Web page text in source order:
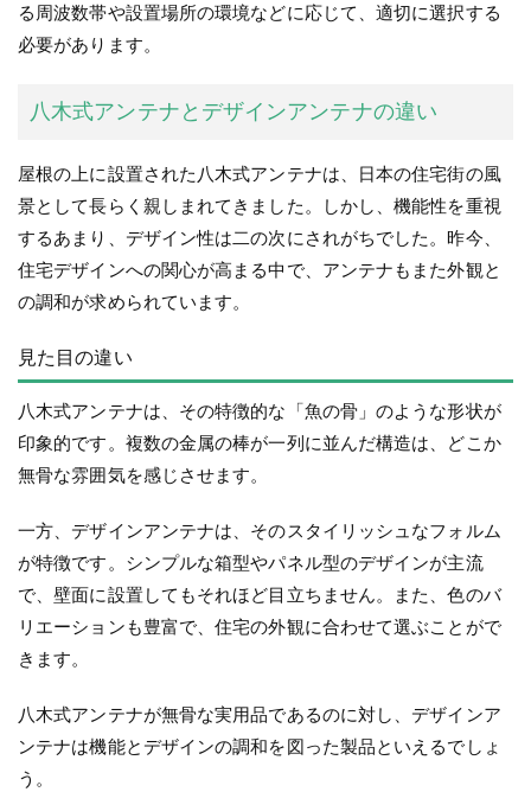
る周波数帯や設置場所の環境などに応じて、適切に選択する
必要があります。
八木式アンテナとデザインアンテナの違い
屋根の上に設置された八木式アンテナは、日本の住宅街の風
景として長らく親しまれてきました。しかし、機能性を重視
するあまり、デザイン性は二の次にされがちでした。昨今、
住宅デザインへの関心が高まる中で、アンテナもまた外観と
の調和が求められています。
見た目の違い
八木式アンテナは、その特徴的な「魚の骨」のような形状が
印象的です。複数の金属の棒が一列に並んだ構造は、どこか
無骨な雰囲気を感じさせます。
一方、デザインアンテナは、そのスタイリッシュなフォルム
が特徴です。シンプルな箱型やパネル型のデザインが主流
で、壁面に設置してもそれほど目立ちません。また、色のバ
リエーションも豊富で、住宅の外観に合わせて選ぶことがで
きます。
八木式アンテナが無骨な実用品であるのに対し、デザインア
ンテナは機能とデザインの調和を図った製品といえるでしょ
う。